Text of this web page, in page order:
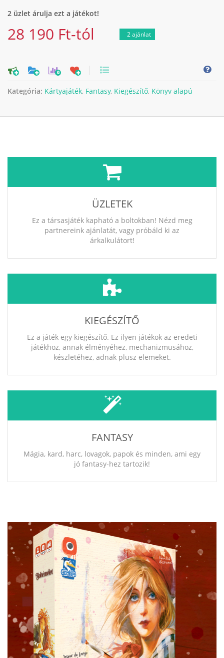
2 üzlet árulja ezt a játékot!
28 190 Ft-tól 2 ajánlat
0
Kategória: Kártyajáték, Fantasy, Kiegészítő, Könyv alapú
ÜZLETEK
Ez a társasjáték kapható a boltokban! Nézd meg
partnereink ajánlatát, vagy próbáld ki az
árkalkulátort!
KIEGÉSZÍTŐ
Ez a játék egy kiegészítő. Ez ilyen játékok az eredeti
játékhoz, annak élményéhez, mechanizmusához,
készletéhez, adnak plusz elemeket.
FANTASY
Mágia, kard, harc, lovagok, papok és minden, ami egy
jó fantasy-hez tartozik!